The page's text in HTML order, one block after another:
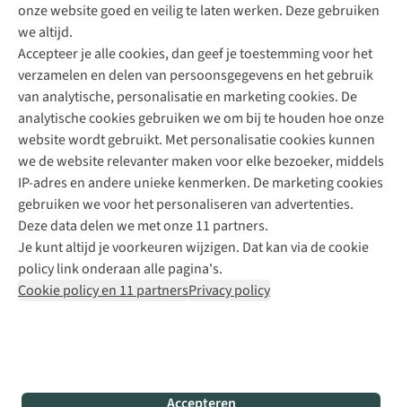
onze website goed en veilig te laten werken. Deze gebruiken
we altijd.
Accepteer je alle cookies, dan geef je toestemming voor het
verzamelen en delen van persoonsgegevens en het gebruik
van analytische, personalisatie en marketing cookies. De
analytische cookies gebruiken we om bij te houden hoe onze
website wordt gebruikt. Met personalisatie cookies kunnen
we de website relevanter maken voor elke bezoeker, middels
IP-adres en andere unieke kenmerken. De marketing cookies
gebruiken we voor het personaliseren van advertenties.
Deze data delen we met onze 11 partners.
Je kunt altijd je voorkeuren wijzigen. Dat kan via de cookie
policy link onderaan alle pagina's.
Cookie policy en 11 partnersPrivacy policy
Direct advies van een Buitenexpert
+31 (0)85 888 50 88
+31 6 12 28 49 80
Contactformulier